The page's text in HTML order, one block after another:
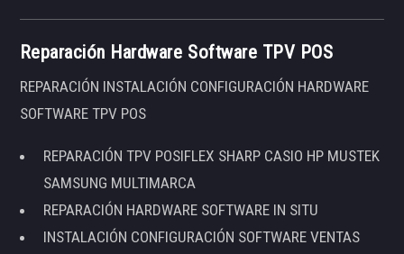
Reparación Hardware Software TPV POS
REPARACIÓN INSTALACIÓN CONFIGURACIÓN HARDWARE
SOFTWARE TPV POS
REPARACIÓN TPV POSIFLEX SHARP CASIO HP MUSTEK
SAMSUNG MULTIMARCA
REPARACIÓN HARDWARE SOFTWARE IN SITU
INSTALACIÓN CONFIGURACIÓN SOFTWARE VENTAS